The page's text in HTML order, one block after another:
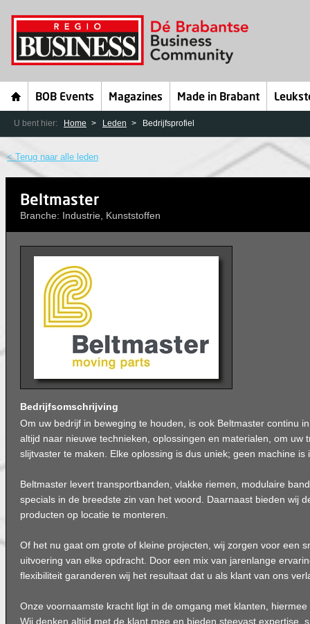
BOB Events Magazines Made in Brabant
U bent hier: Home Leden Bedrijfsprofiel
< Terug naar alle leden
Beltmaster
Branche: Industrie, Kunststoffen
Bedrijfsomschrijving
Om uw bedrijf in beweging te houden, is ook Beltmaster continu
altijd naar nieuwe technieken, oplossingen en materialen, om uw
slijtvaster te maken. Elke oplossing is dus uniek; geen machine is
Beltmaster levert transportbanden, vlakke riemen, modulaire
specials in de breedste zin van het woord. Daarnaast bieden wij
producten op locatie te monteren.
Of het nu gaat om grote of kleine projecten, wij zorgen voor een
uitvoering van elke opdracht. Door een mix van jarenlange
flexibiliteit garanderen wij het resultaat dat u als klant van ons
Onze voornaamste kracht ligt in de omgang met klanten,
Wij denken altijd met de klant mee en bieden steevast expertise,